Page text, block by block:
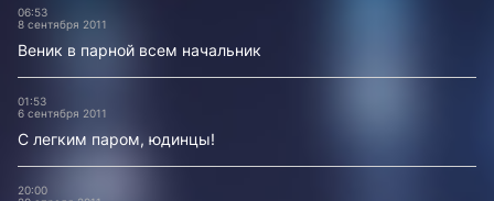
06:53
8 сентября 2011
Веник в парной всем начальник
01:53
6 сентября 2011
С легким паром, юдинцы!
20:00